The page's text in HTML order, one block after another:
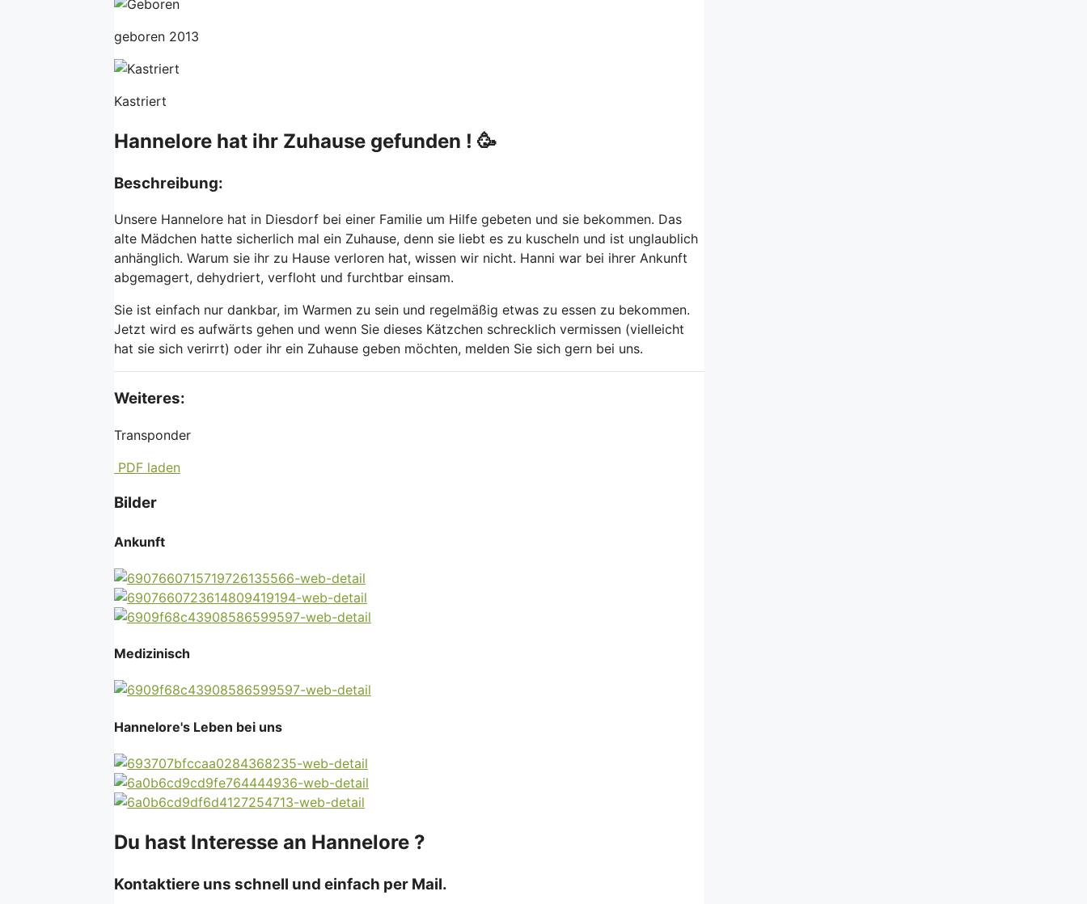
geboren 2013
Kastriert
Hannelore hat ihr Zuhause gefunden ! 🥳
Beschreibung:
Unsere Hannelore hat in Diesdorf bei einer Familie um Hilfe gebeten und sie bekommen. Das
alte Mädchen hatte sicherlich mal ein Zuhause, denn sie liebt es zu kuscheln und ist unglaublich
anhänglich. Warum sie ihr zu Hause verloren hat, wissen wir nicht. Hanni war bei ihrer Ankunft
abgemagert, dehydriert, verfloht und furchtbar einsam.
Sie ist einfach nur dankbar, im Warmen zu sein und regelmäßig etwas zu essen zu bekommen.
Jetzt wird es aufwärts gehen und wenn Sie dieses Kätzchen schrecklich vermissen (vielleicht
hat sie sich verirrt) oder ihr ein Zuhause geben möchten, melden Sie sich gern bei uns.
Weiteres:
Transponder
PDF laden
Bilder
Ankunft
Medizinisch
Hannelore's Leben bei uns
Du hast Interesse an Hannelore ?
Kontaktiere uns schnell und einfach per Mail.